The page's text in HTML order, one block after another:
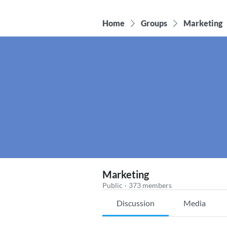
Home Groups Marketing
Marketing
Public · 373 members
Discussion Media